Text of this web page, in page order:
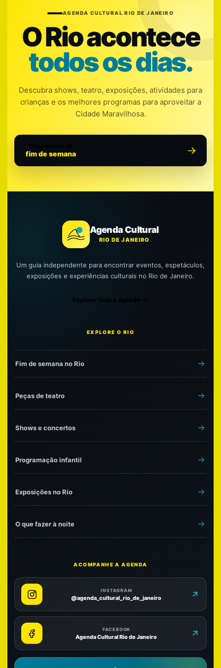
AGENDA CULTURAL RIO DE JANEIRO
O Rio acontece
todos os dias.
Descubra shows, teatro, exposições, atividades para
crianças e os melhores programas para aproveitar a
Cidade Maravilhosa.
fim de semana
Agenda Cultural
RIO DE JANEIRO
Um guia independente para encontrar eventos, espetáculos,
exposições e experiências culturais no Rio de Janeiro.
Explorar toda a agenda
EXPLORE O RIO
Fim de semana no Rio
Peças de teatro
Shows e concertos
Programação infantil
Exposições no Rio
O que fazer à noite
ACOMPANHE A AGENDA
INSTAGRAM
@agenda_cultural_rio_de_janeiro
FACEBOOK
Agenda Cultural Rio de Janeiro